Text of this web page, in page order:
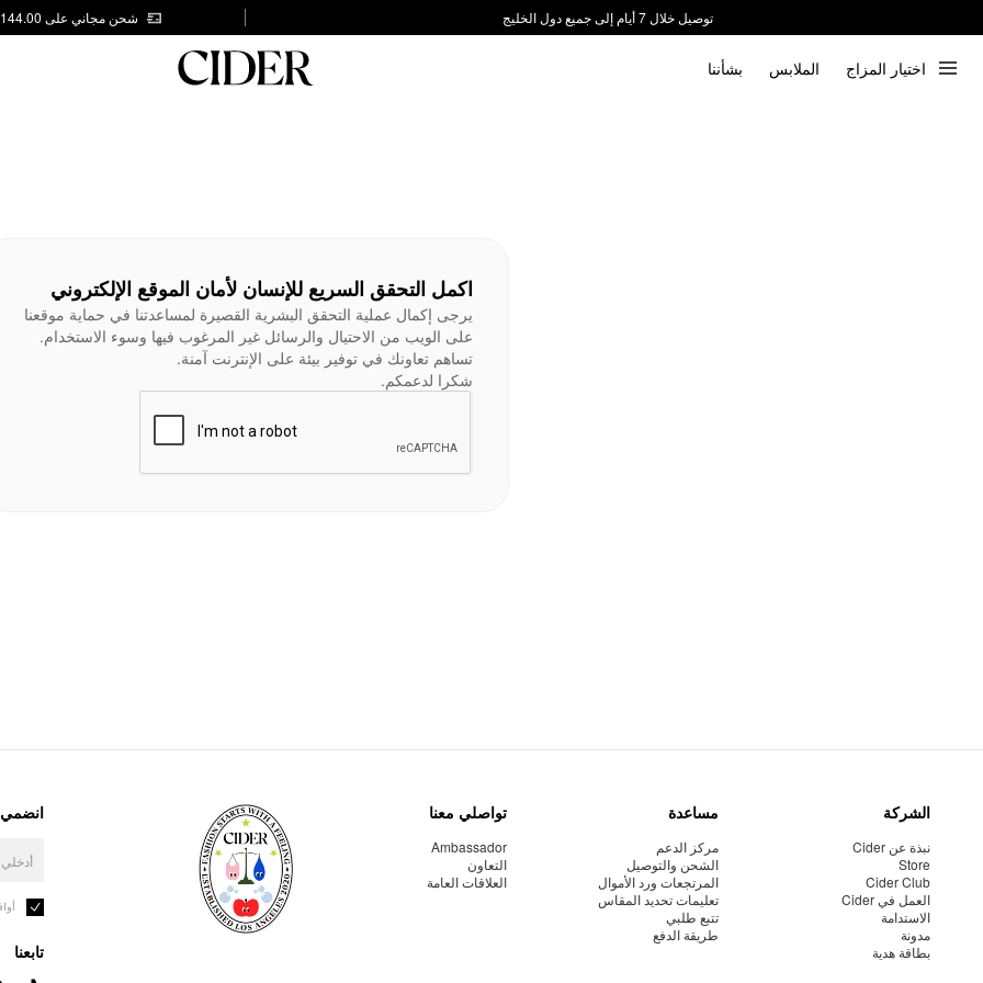
توصيل خلال 7 أيام إلى جميع دول الخليج
شحن مجاني على AED 144.00
اختيار المزاج الملابس بشأننا
اكمل التحقق السريع للإنسان لأمان الموقع الإلكتروني
يرجى إكمال عملية التحقق البشرية القصيرة لمساعدتنا في حماية موقعنا
على الويب من الاحتيال والرسائل غير المرغوب فيها وسوء الاستخدام.
تساهم تعاونك في توفير بيئة على الإنترنت آمنة.
شكرا لدعمكم.
الشركة
نبذة عن Cider
Store
Cider Club
العمل في Cider
الاستدامة
مدونة
بطاقة هدية
مساعدة
مركز الدعم
الشحن والتوصيل
المرتجعات ورد الأموال
تعليمات تحديد المقاس
تتبع طلبي
طريقة الدفع
تواصلي معنا
Ambassador
التعاون
العلاقات العامة
انضمي
تابعنا